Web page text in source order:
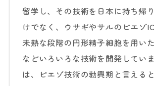
留学し、その技術を日本に持ち帰
けでなく、ウサギやサルのピエゾ
未熟な段階の円形精子細胞を用い
などいろいろな技術を開発してい
は、ピエゾ技術の勃興期と言える